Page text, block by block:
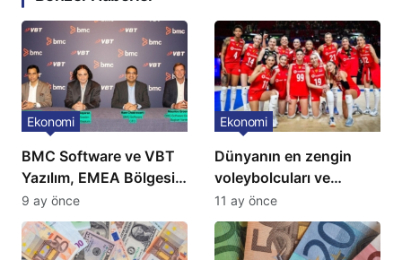
BMC Software ve VBT
Yazılım, EMEA Bölgesi
için Türkiye’de
‘Mükemmeliyet Merkezi’
kuruyor
Ekonomi
9 ay önce
Dünyanın en zengin
voleybolcuları ve
servetleri açıklandı:
Listede 2 Türk yıldız
bulunuyor
Ekonomi
11 ay önce